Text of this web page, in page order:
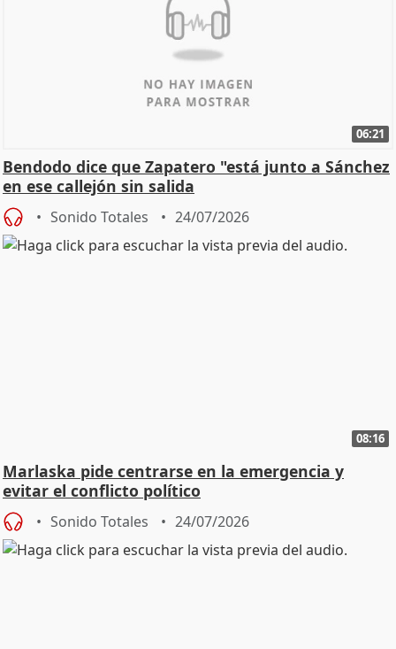
06:21
Bendodo dice que Zapatero "está junto a Sánchez
en ese callejón sin salida
Sonido Totales 24/07/2026
08:16
Marlaska pide centrarse en la emergencia y
evitar el conflicto político
Sonido Totales 24/07/2026